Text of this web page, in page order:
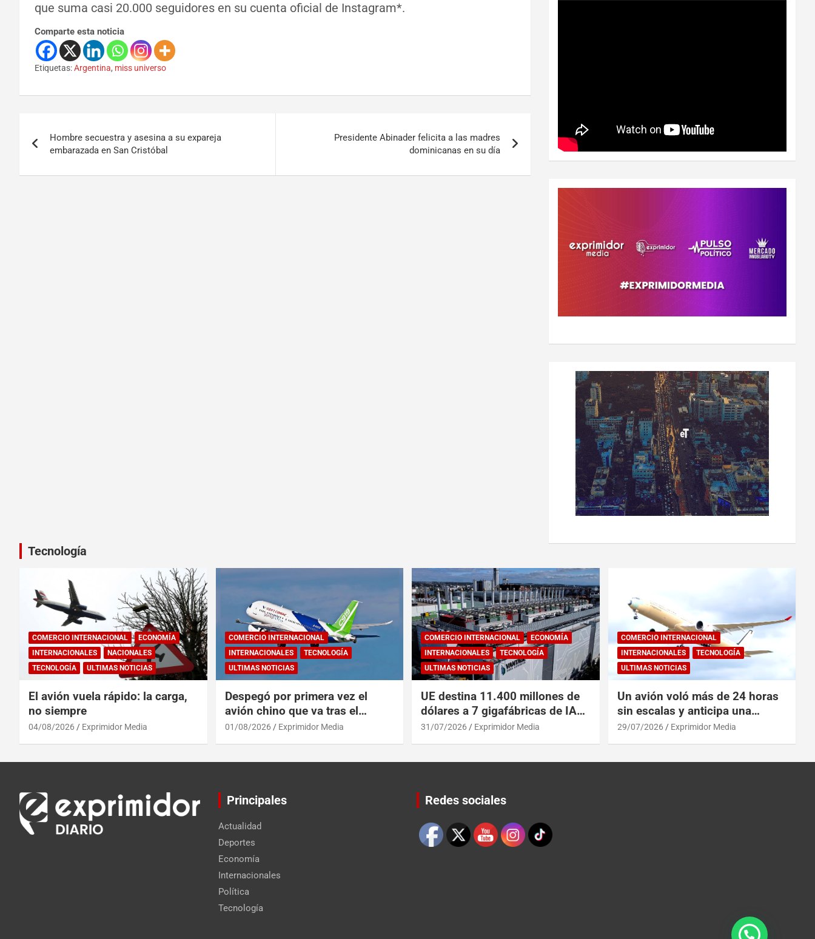
que suma casi 20.000 seguidores en su cuenta oficial de Instagram*.
Comparte esta noticia
Etiquetas:Argentina, miss universo
Hombre secuestra y asesina a su expareja
embarazada en San Cristóbal
Presidente Abinader felicita a las madres
dominicanas en su día
Tecnología
COMERCIO INTERNACIONAL
ECONOMÍA
INTERNACIONALES
NACIONALES
TECNOLOGÍA
ULTIMAS NOTICIAS
El avión vuela rápido: la carga,
no siempre
04/08/2026 Exprimidor Media
COMERCIO INTERNACIONAL
INTERNACIONALES
TECNOLOGÍA
ULTIMAS NOTICIAS
Despegó por primera vez el
avión chino que va tras el
reinado del A319 en el Tíbet
01/08/2026 Exprimidor Media
COMERCIO INTERNACIONAL
ECONOMÍA
INTERNACIONALES
TECNOLOGÍA
ULTIMAS NOTICIAS
UE destina 11.400 millones de
dólares a 7 gigafábricas de IA
para alcanzar a EEUU y China
31/07/2026 Exprimidor Media
COMERCIO INTERNACIONAL
INTERNACIONALES
TECNOLOGÍA
ULTIMAS NOTICIAS
Un avión voló más de 24 horas
sin escalas y anticipa una
revolución en los viajes
29/07/2026 Exprimidor Media
Principales
Actualidad
Deportes
Economía
Internacionales
Política
Tecnología
Redes sociales
Set Youtube Channel ID